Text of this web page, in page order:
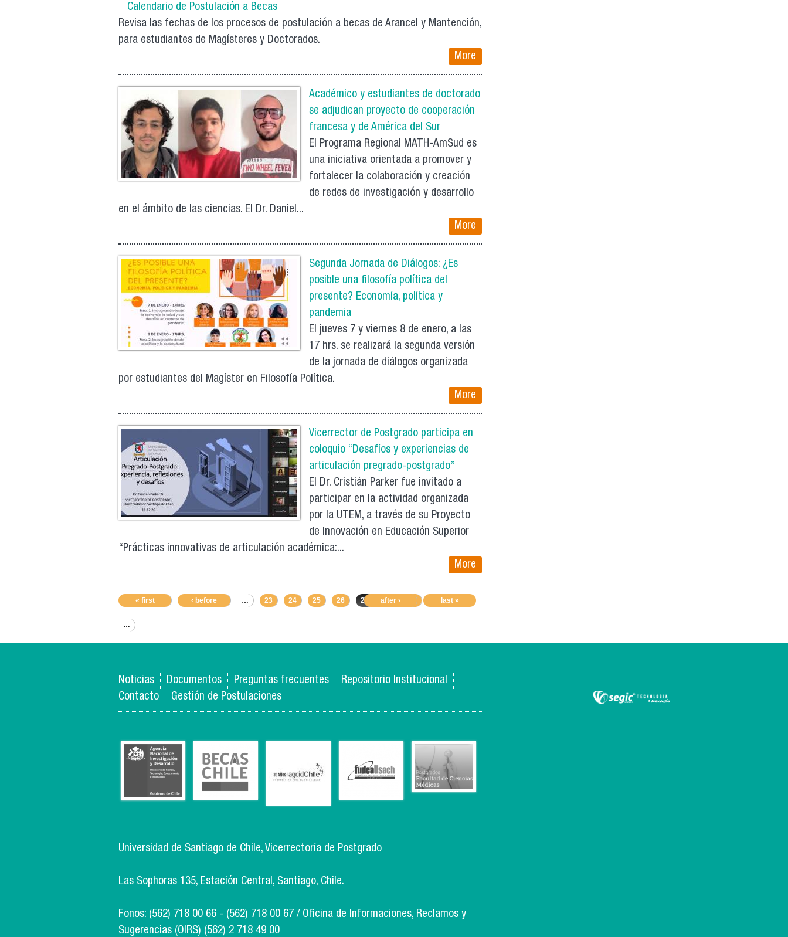
Calendario de Postulación a Becas
Revisa las fechas de los procesos de postulación a becas de Arancel y Mantención,
para estudiantes de Magísteres y Doctorados.
More
Académico y estudiantes de doctorado
se adjudican proyecto de cooperación
francesa y de América del Sur
El Programa Regional MATH-AmSud es
una iniciativa orientada a promover y
fortalecer la colaboración y creación
de redes de investigación y desarrollo
en el ámbito de las ciencias. El Dr. Daniel...
More
Segunda Jornada de Diálogos: ¿Es
posible una filosofía política del
presente? Economía, política y
pandemia
El jueves 7 y viernes 8 de enero, a las
17 hrs. se realizará la segunda versión
de la jornada de diálogos organizada
por estudiantes del Magíster en Filosofía Política.
More
Vicerrector de Postgrado participa en
coloquio “Desafíos y experiencias de
articulación pregrado-postgrado”
El Dr. Cristián Parker fue invitado a
participar en la actividad organizada
por la UTEM, a través de su Proyecto
de Innovación en Educación Superior
“Prácticas innovativas de articulación académica:...
More
« first ‹ before … 23 24 25 26 27 28 29 31
…
after › last »
Noticias Documentos Preguntas frecuentes
Repositorio Institucional
Contacto
Gestión de Postulaciones
Universidad de Santiago de Chile, Vicerrectoría de Postgrado
Las Sophoras 135, Estación Central, Santiago, Chile.
Fonos: (562) 718 00 66 - (562) 718 00 67 / Oficina de Informaciones, Reclamos y
Sugerencias (OIRS) (562) 2 718 49 00